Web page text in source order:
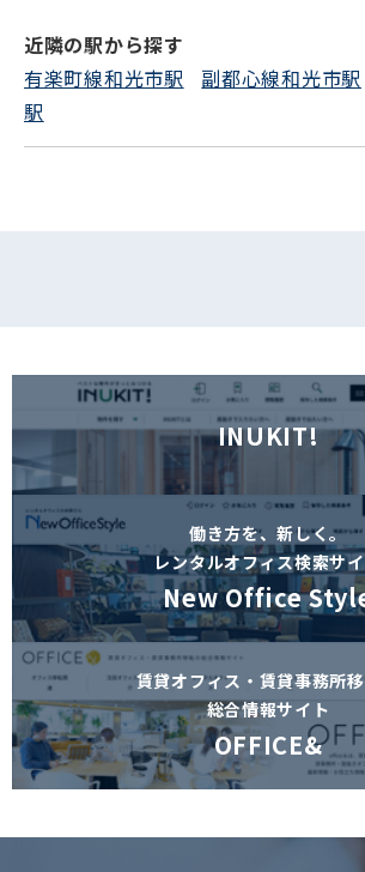
近隣の駅から探す
有楽町線和光市駅
副都心線和光市駅
駅
INUKIT!
働き方を、新しく。
レンタルオフィス検索サ
New Office
賃貸オフィス・賃貸事務所
総合情報サイト
OFFICE&